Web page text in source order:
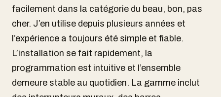
facilement dans la catégorie du beau, bon, pas
cher. J’en utilise depuis plusieurs années et
l’expérience a toujours été simple et fiable.
L’installation se fait rapidement, la
programmation est intuitive et l’ensemble
demeure stable au quotidien. La gamme inclut